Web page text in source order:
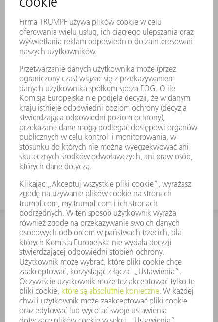
KONTAKT
Dział Części Zamiennych i Narzędzi
48225753936
8.00 - 17.00
czesci.zamienne@trumpf.com